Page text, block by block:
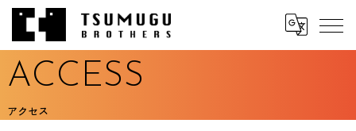
ACCESS
アクセス